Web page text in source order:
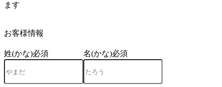
ます
お客様情報
姓(かな)必須 名(かな)必須